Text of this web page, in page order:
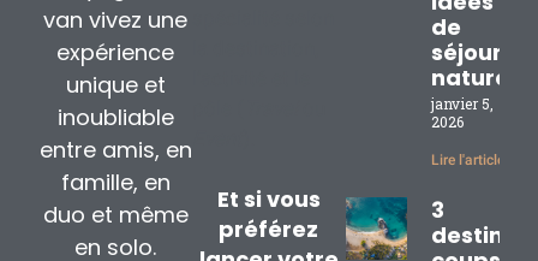
van vivez une
expérience
unique et
inoubliable
entre amis, en
famille, en
duo et même
en solo.
Et si vous
préférez
de
séjours
nature
janvier 5,
2026
Lire l'article »
3